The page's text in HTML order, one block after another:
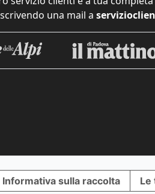
una mail a
Informativa sulla raccolta Le